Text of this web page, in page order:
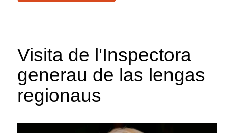
Visita de l'Inspectora
generau de las lengas
regionaus